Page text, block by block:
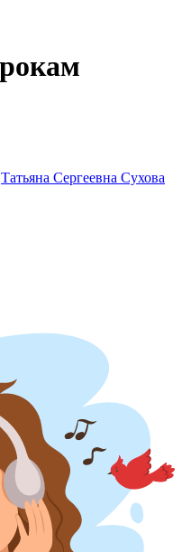
Татьяна Сергеевна Сухова